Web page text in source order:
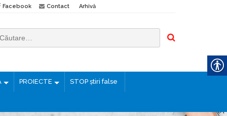
Facebook Contact Arhivă
PROIECTE STOP știri false